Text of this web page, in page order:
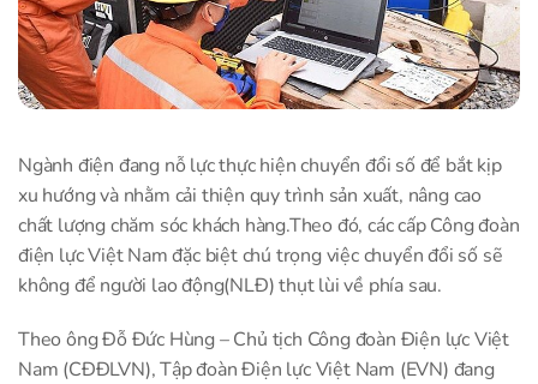
Ngành điện đang nỗ lực thực hiện chuyển đổi số để bắt kịp
xu hướng và nhằm cải thiện quy trình sản xuất, nâng cao
chất lượng chăm sóc khách hàng.Theo đó, các cấp Công đoàn
điện lực Việt Nam đặc biệt chú trọng việc chuyển đổi số sẽ
không để người lao động(NLĐ) thụt lùi về phía sau.
Theo ông Đỗ Đức Hùng – Chủ tịch Công đoàn Điện lực Việt
Nam (CĐĐLVN), Tập đoàn Điện lực Việt Nam (EVN) đang